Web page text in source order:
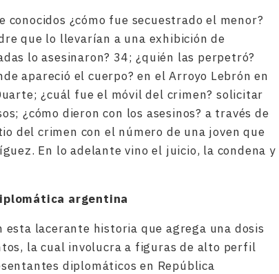
conocidos ¿cómo fue secuestrado el menor?
que lo llevarían a una exhibición de
lo asesinaron? 34; ¿quién las perpetró?
apareció el cuerpo? en el Arroyo Lebrón en
¿cuál fue el móvil del crimen? solicitar
¿cómo dieron con los asesinos? a través de
del crimen con el número de una joven que
En lo adelante vino el juicio, la condena y
argentina
esta lacerante historia que agrega una dosis
la cual involucra a figuras de alto perfil
diplomáticos en República